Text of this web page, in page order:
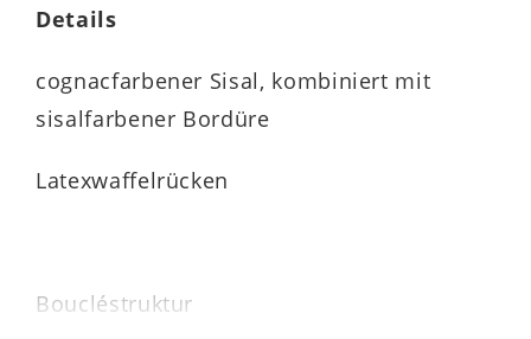
Details
cognacfarbener Sisal, kombiniert mit
sisalfarbener Bordüre
Latexwaffelrücken
Boucléstruktur